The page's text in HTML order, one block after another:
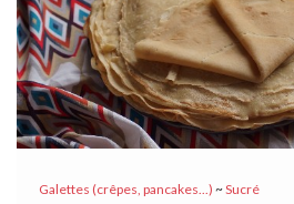
Galettes (crêpes, pancakes...) ~Sucré